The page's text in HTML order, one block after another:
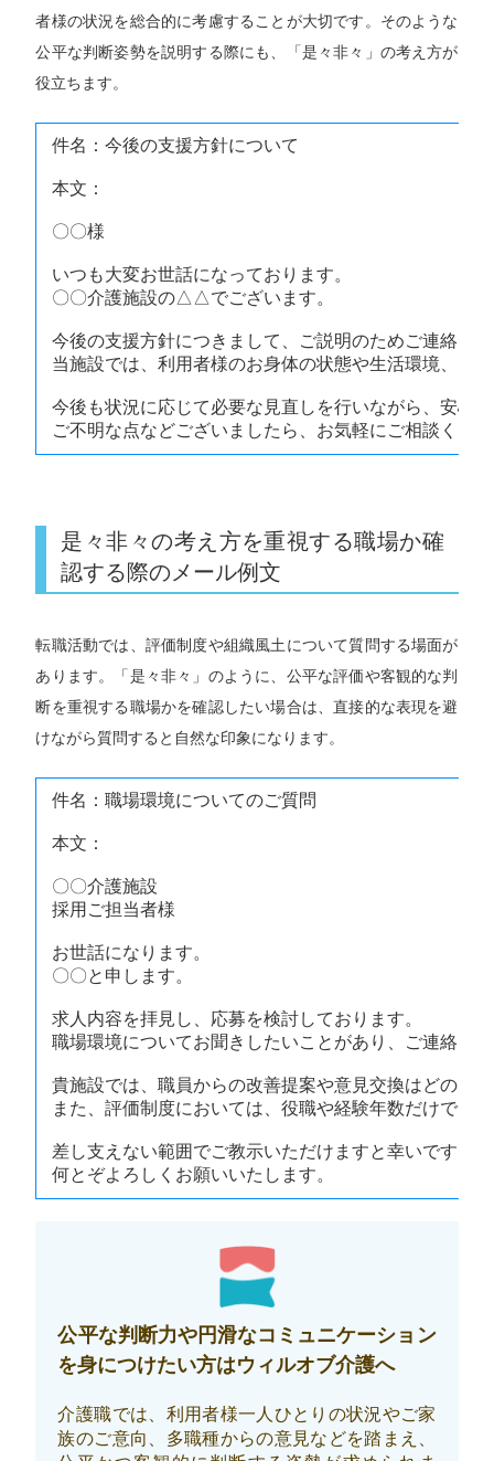
者様の状況を総合的に考慮することが大切です。そのような
公平な判断姿勢を説明する際にも、「是々非々」の考え方が
役立ちます。
件名：今後の支援方針について
本文：
〇〇様
いつも大変お世話になっております。
〇〇介護施設の△△でございます。
今後の支援方針につきまして、ご説明のためご連絡い
当施設では、利用者様のお身体の状態や生活環境、ご
今後も状況に応じて必要な見直しを行いながら、安心
ご不明な点などございましたら、お気軽にご相談くだ
是々非々の考え方を重視する職場か確
認する際のメール例文
転職活動では、評価制度や組織風土について質問する場面が
あります。「是々非々」のように、公平な評価や客観的な判
断を重視する職場かを確認したい場合は、直接的な表現を避
けながら質問すると自然な印象になります。
件名：職場環境についてのご質問
本文：
〇〇介護施設
採用ご担当者様
お世話になります。
〇〇と申します。
求人内容を拝見し、応募を検討しております。
職場環境についてお聞きしたいことがあり、ご連絡い
貴施設では、職員からの改善提案や意見交換はどのよ
また、評価制度においては、役職や経験年数だけでは
差し支えない範囲でご教示いただけますと幸いです。
何とぞよろしくお願いいたします。
公平な判断力や円滑なコミュニケーション
を身につけたい方はウィルオブ介護へ
介護職では、利用者様一人ひとりの状況やご家
族のご意向、多職種からの意見などを踏まえ、